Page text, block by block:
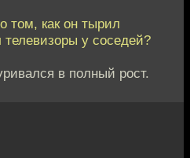
том, как он тырил
у соседей?
в полный рост.